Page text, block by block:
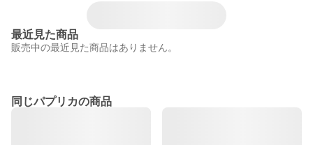
最近見た商品
販売中の最近見た商品はありません。
同じパプリカの商品